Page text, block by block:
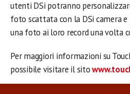
utenti DSi potranno
foto scattata con la DSi camera
una foto ai loro record una volta
Per maggiori informazioni su
possibile visitare il sito